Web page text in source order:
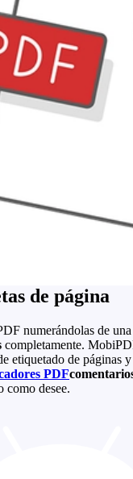
de página
numerándolas de
completamente.
etiquetado de páginas
PDF
como desee.